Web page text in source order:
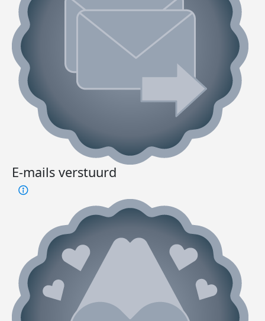
E-mails verstuurd